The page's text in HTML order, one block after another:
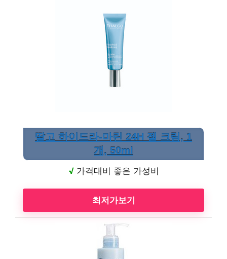
딸고 하이드라-마린 24H 젤 크림, 1
개, 50ml
√가격대비 좋은 가성비
최저가보기